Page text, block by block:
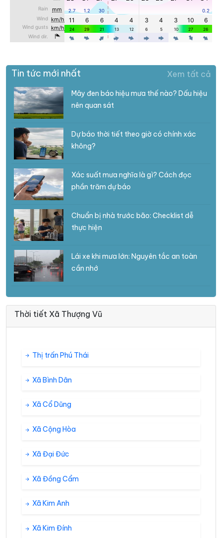
Tin tức mới nhất Xem tất cả
Mây đen báo hiệu mưa thế nào? Dấu hiệu
nên quan sát
Dự báo thời tiết theo giờ có chính xác
không?
Xác suất mưa nghĩa là gì? Cách đọc
phần trăm dự báo
Chuẩn bị nhà trước bão: Checklist dễ
thực hiện
Lái xe khi mưa lớn: Nguyên tắc an toàn
cần nhớ
Thời tiết Xã Thượng Vũ
Thị trấn Phú Thái
Xã Bình Dân
Xã Cổ Dũng
Xã Cộng Hòa
Xã Đại Đức
Xã Đồng Cẩm
Xã Kim Anh
Xã Kim Đính